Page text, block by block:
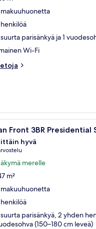
parisänkyä ja 1
Wi-Fi
Front 3BR Presidential
10
hyvä
merelle
m²
parisänkyä, 2 yhden
(150–180 cm leveä)